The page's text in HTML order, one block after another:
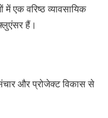
एक वरिष्ठ व्यावसायिक
हैं।
और प्रोजेक्ट विकास से